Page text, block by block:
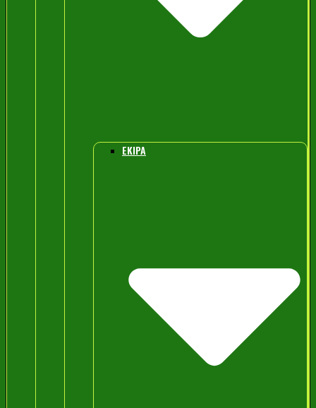
EKIPA